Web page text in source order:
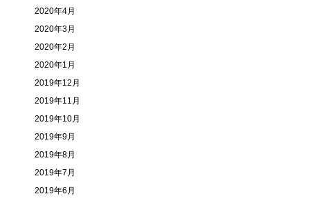
2020年4月
2020年3月
2020年2月
2020年1月
2019年12月
2019年11月
2019年10月
2019年9月
2019年8月
2019年7月
2019年6月